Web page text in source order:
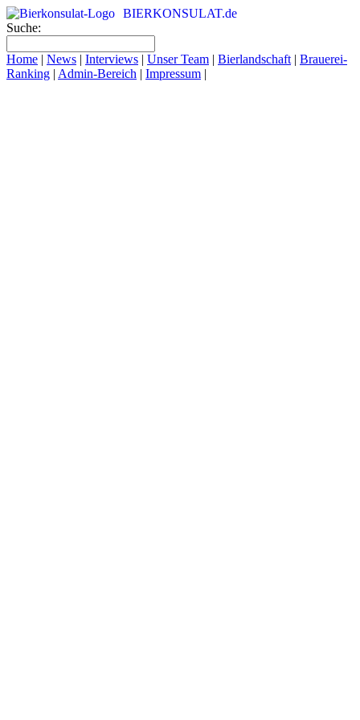
BIERKONSULAT.de
Suche:
Home | News | Interviews | Unser Team | Bierlandschaft | Brauerei-
Ranking | Admin-Bereich | Impressum |